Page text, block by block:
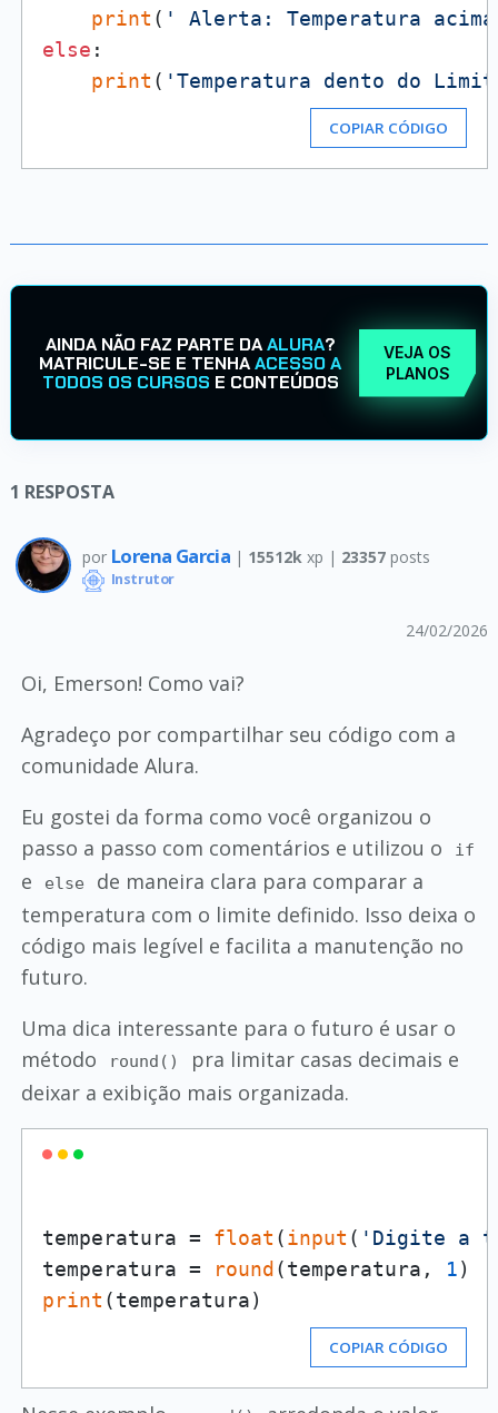
print ( ' Alerta: Temperatura
else :
print ( 'Temperatura dento do
COPIAR CÓDIGO
AINDA NÃO FAZ PARTE DAALURA?
MATRICULE-SE E TENHAACESSO A
TODOS OS CURSOS E CONTEÚDOS
VEJA OS
PLANOS
1 RESPOSTA
por Lorena Garcia | 15512k xp | 23357posts
Instrutor
24/02/2026
Oi, Emerson! Como vai?
Agradeço por compartilhar seu código com a
comunidade Alura.
Eu gostei da forma como você organizou o
passo a passo com comentários e utilizou o
if
e else
de maneira clara para comparar a
temperatura com o limite definido. Isso deixa o
código mais legível e facilita a manutenção no
futuro.
Uma dica interessante para o futuro é usar o
método
round()
pra limitar casas decimais e
deixar a exibição mais organizada.
temperatura = float (input ( 'Digite a
temperatura =
round (temperatura, 1
print
COPIAR CÓDIGO